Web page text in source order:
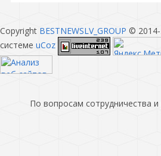
Copyright BESTNEWSLV_GROUP ©
системе uCoz
По вопросам сотрудничества